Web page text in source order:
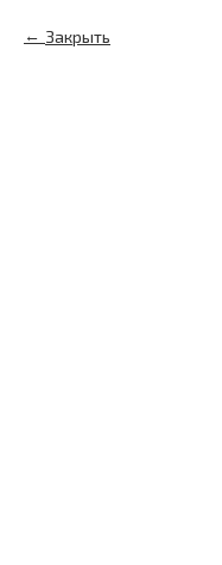
Закрыть